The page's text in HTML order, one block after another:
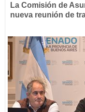
La Comisión de
nueva reunión de